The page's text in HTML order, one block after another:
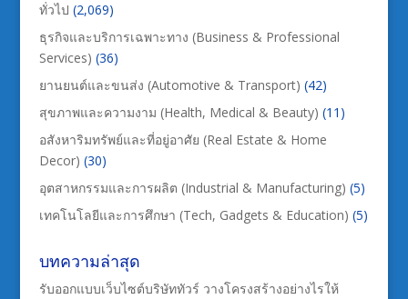
ทั่วไป (2,069)
ธุรกิจและบริการเฉพาะทาง (Business & Professional
Services) (36)
ยานยนต์และขนส่ง (Automotive & Transport) (42)
สุขภาพและความงาม (Health, Medical & Beauty) (11)
อสังหาริมทรัพย์และที่อยู่อาศัย (Real Estate & Home
Decor) (30)
อุตสาหกรรมและการผลิต (Industrial & Manufacturing) (5)
เทคโนโลยีและการศึกษา (Tech, Gadgets & Education) (5)
บทความล่าสุด
รับออกแบบเว็บไซต์บริษัททัวร์ วางโครงสร้างอย่างไรให้